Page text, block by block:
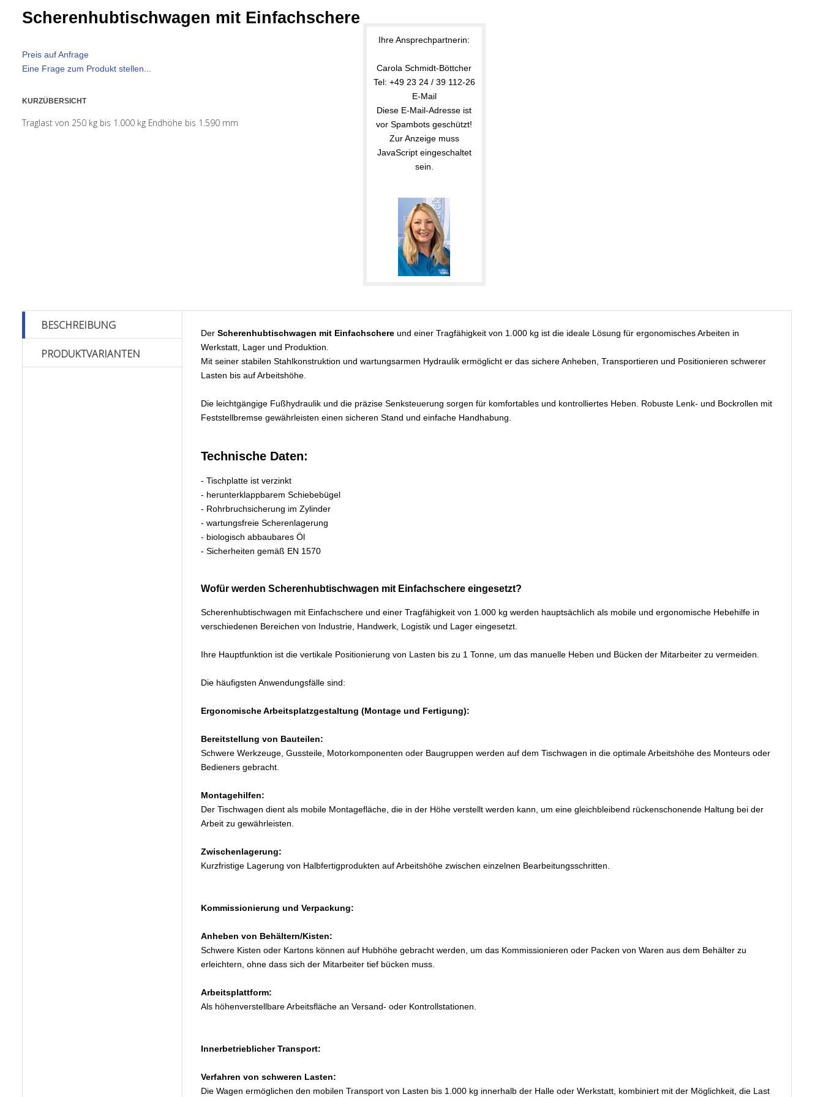
Scherenhubtischwagen mit Einfachschere
Preis auf Anfrage
Eine Frage zum Produkt stellen...
KURZÜBERSICHT
Traglast von 250 kg bis 1.000 kg Endhöhe bis 1.590 mm
Ihre Ansprechpartnerin:
Carola Schmidt-Böttcher
Tel: +49 23 24 / 39 112-26
E-Mail
Diese E-Mail-Adresse ist
vor Spambots geschützt!
Zur Anzeige muss
JavaScript eingeschaltet
sein.
BESCHREIBUNG
PRODUKTVARIANTEN
Der Scherenhubtischwagen mit Einfachschere und einer Tragfähigkeit von 1.000 kg ist die ideale Lösung für ergonomisches Arbeiten in
Werkstatt, Lager und Produktion.
Mit seiner stabilen Stahlkonstruktion und wartungsarmen Hydraulik ermöglicht er das sichere Anheben, Transportieren und Positionieren schwerer
Lasten bis auf Arbeitshöhe.
Die leichtgängige Fußhydraulik und die präzise Senksteuerung sorgen für komfortables und kontrolliertes Heben. Robuste Lenk- und Bockrollen mit
Feststellbremse gewährleisten einen sicheren Stand und einfache Handhabung.
Technische Daten:
- Tischplatte ist verzinkt
- herunterklappbarem Schiebebügel
- Rohrbruchsicherung im Zylinder
- wartungsfreie Scherenlagerung
- biologisch abbaubares Öl
- Sicherheiten gemäß EN 1570
Wofür werden Scherenhubtischwagen mit Einfachschere eingesetzt?
Scherenhubtischwagen mit Einfachschere und einer Tragfähigkeit von 1.000 kg werden hauptsächlich als mobile und ergonomische Hebehilfe in
verschiedenen Bereichen von Industrie, Handwerk, Logistik und Lager eingesetzt.
Ihre Hauptfunktion ist die vertikale Positionierung von Lasten bis zu 1 Tonne, um das manuelle Heben und Bücken der Mitarbeiter zu vermeiden.
Die häufigsten Anwendungsfälle sind:
Ergonomische Arbeitsplatzgestaltung (Montage und Fertigung):
Bereitstellung von Bauteilen:
Schwere Werkzeuge, Gussteile, Motorkomponenten oder Baugruppen werden auf dem Tischwagen in die optimale Arbeitshöhe des Monteurs oder
Bedieners gebracht.
Montagehilfen:
Der Tischwagen dient als mobile Montagefläche, die in der Höhe verstellt werden kann, um eine gleichbleibend rückenschonende Haltung bei der
Arbeit zu gewährleisten.
Zwischenlagerung:
Kurzfristige Lagerung von Halbfertigprodukten auf Arbeitshöhe zwischen einzelnen Bearbeitungsschritten.
Kommissionierung und Verpackung:
Anheben von Behältern/Kisten:
Schwere Kisten oder Kartons können auf Hubhöhe gebracht werden, um das Kommissionieren oder Packen von Waren aus dem Behälter zu
erleichtern, ohne dass sich der Mitarbeiter tief bücken muss.
Arbeitsplattform:
Als höhenverstellbare Arbeitsfläche an Versand- oder Kontrollstationen.
Innerbetrieblicher Transport:
Verfahren von schweren Lasten:
Die Wagen ermöglichen den mobilen Transport von Lasten bis 1.000 kg innerhalb der Halle oder Werkstatt, kombiniert mit der Möglichkeit, die Last